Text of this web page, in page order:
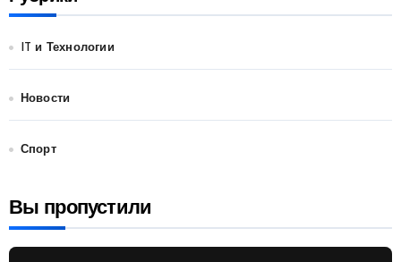
IT и Технологии
Новости
Спорт
Вы пропустили